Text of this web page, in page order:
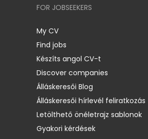
FOR JOBSEEKERS
My CV
Find jobs
Készíts angol CV-t
Discover companies
Álláskeresői Blog
Álláskeresői hírlevél feliratkozás
Letölthető önéletrajz sablonok
Gyakori kérdések